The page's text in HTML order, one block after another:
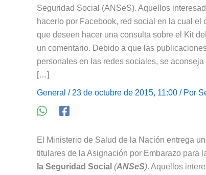
Seguridad Social (ANSeS). Aquellos
hacerlo por Facebook, red social en la cual
que deseen hacer una consulta sobre el Kit
un comentario. Debido a que las
personales en las redes sociales, se
[…]
General / 23 de octubre de 2015, 11:00 / Por
El Ministerio de Salud de la Nación entrega
titulares de la Asignación por Embarazo para
la Seguridad Social (ANSeS). Aquellos